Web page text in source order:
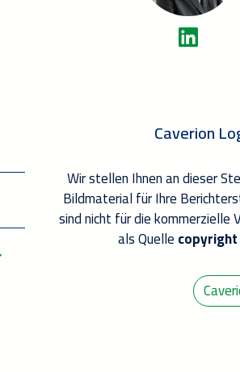
Caverion
Wir stellen Ihnen an dieser
Bildmaterial für Ihre
sind nicht für die kommerzielle
als Quelle